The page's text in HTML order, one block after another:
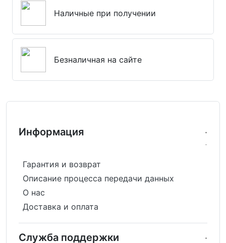
Наличные при получении
Безналичная на сайте
Информация
Гарантия и возврат
Описание процесса передачи данных
О нас
Доставка и оплата
Служба поддержки